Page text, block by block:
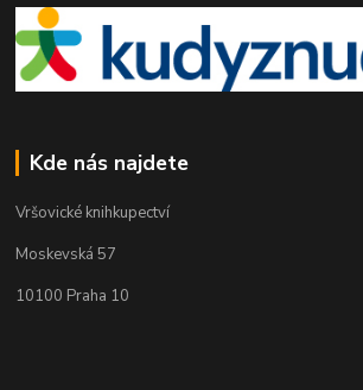
Kde nás najdete
Vršovické knihkupectví
Moskevská 57
10100 Praha 10